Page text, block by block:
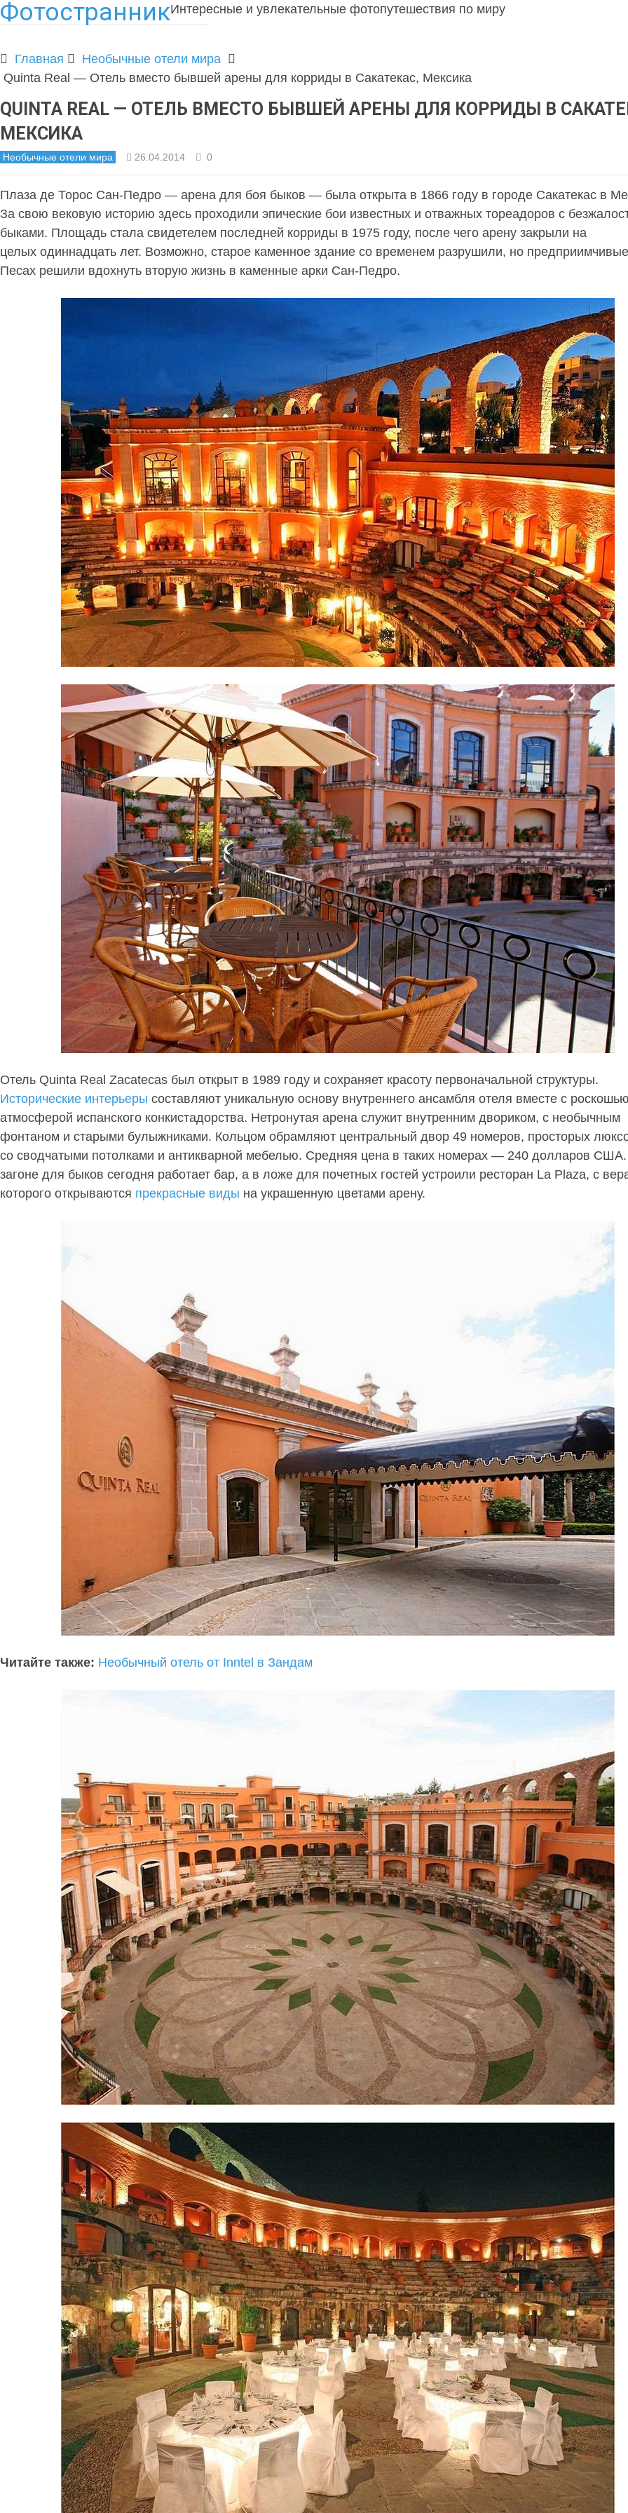
ФотостранникИнтересные и увлекательные фотопутешествия по миру
Главная
Необычные отели мира
Quinta Real — Отель вместо бывшей арены для корриды в Сакатекас, Мексика
QUINTA REAL — ОТЕЛЬ ВМЕСТО БЫВШЕЙ АРЕНЫ ДЛЯ КОРРИДЫ В
МЕКСИКА
Необычные отели мира 26.04.2014 0
Плаза де Торос Сан-Педро — арена для боя быков — была открыта в 1866 году в городе Сакатекас в
За свою вековую историю здесь проходили эпические бои известных и отважных тореадоров с
быками. Площадь стала свидетелем последней корриды в 1975 году, после чего арену закрыли на
целых одиннадцать лет. Возможно, старое каменное здание со временем разрушили, но
Песах решили вдохнуть вторую жизнь в каменные арки Сан-Педро.
Отель Quinta Real Zacatecas был открыт в 1989 году и сохраняет красоту первоначальной структуры.
Исторические интерьеры составляют уникальную основу внутреннего ансамбля отеля вместе с
атмосферой испанского конкистадорства. Нетронутая арена служит внутренним двориком, с необычным
фонтаном и старыми булыжниками. Кольцом обрамляют центральный двор 49 номеров, просторых
со сводчатыми потолками и антикварной мебелью. Средняя цена в таких номерах — 240 долларов
загоне для быков сегодня работает бар, а в ложе для почетных гостей устроили ресторан La Plaza, с
которого открываются прекрасные виды на украшенную цветами арену.
Читайте также: Необычный отель от Inntel в Зандам